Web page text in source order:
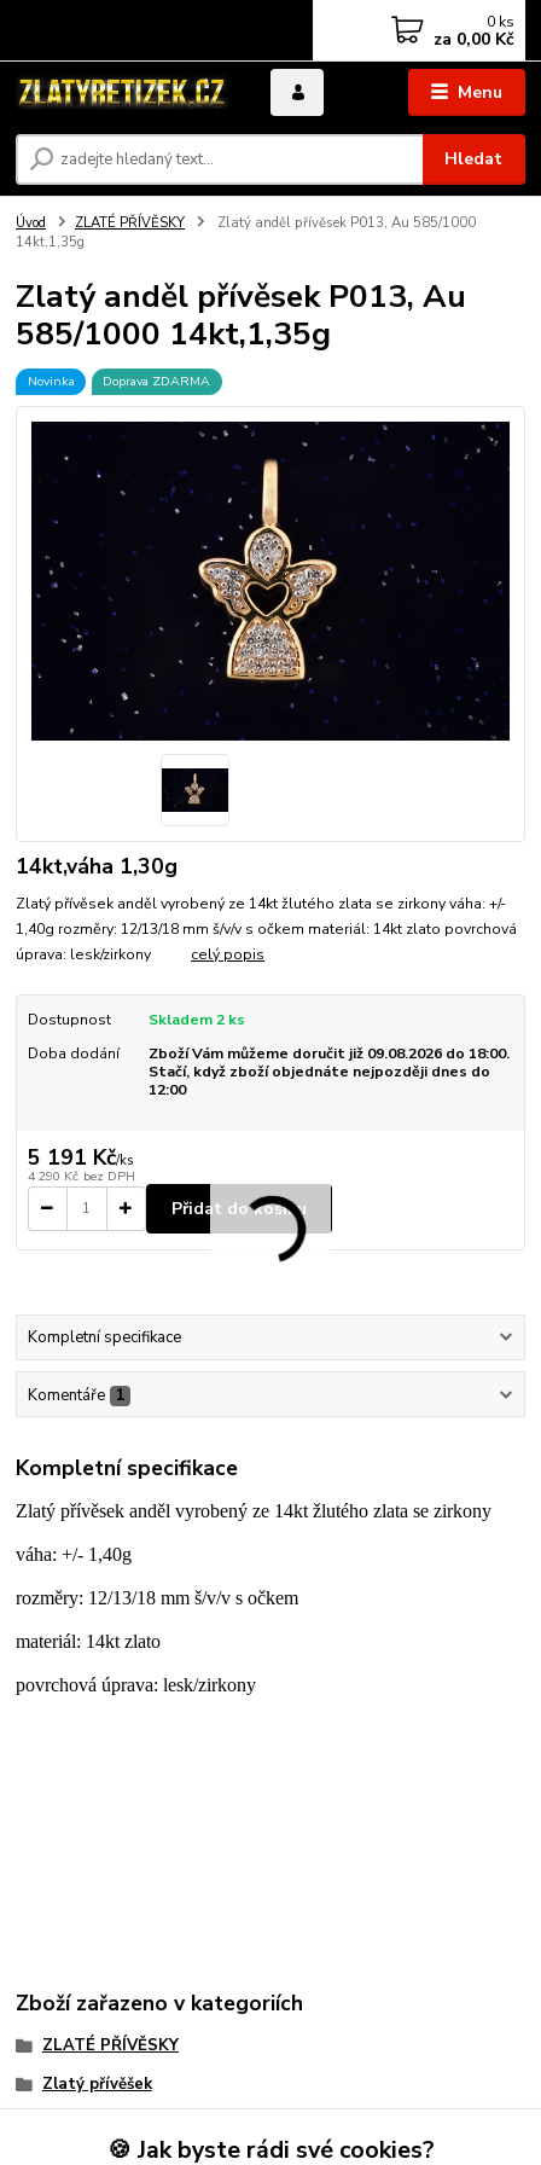
Menu
Hledat
0 ks
za 0,00 Kč
Úvod ZLATÉ PŘÍVĚSKY
Zlatý anděl přívěsek P013, Au 585/1000
14kt,1,35g
Zlatý anděl přívěsek P013, Au
585/1000 14kt,1,35g
Novinka Doprava ZDARMA
14kt,váha 1,30g
Zlatý přívěsek anděl vyrobený ze 14kt žlutého zlata se zirkony váha: +/-
1,40g rozměry: 12/13/18 mm š/v/v s očkem materiál: 14kt zlato povrchová
úprava: lesk/zirkony celý popis
Dostupnost
Skladem 2 ks
Doba dodání
Zboží Vám můžeme doručit již 09.08.2026 do 18:00.
Stačí, když zboží objednáte nejpozději dnes do
12:00
5 191 Kč/ks
4 290 Kč bez DPH
Přidat do košíku
Kompletní specifikace
Komentáře 1
Kompletní specifikace
Zlatý přívěsek anděl vyrobený ze 14kt žlutého zlata se zirkony
váha: +/- 1,40g
rozměry: 12/13/18 mm š/v/v s očkem
materiál: 14kt zlato
povrchová úprava: lesk/zirkony
Zboží zařazeno v kategoriích
ZLATÉ PŘÍVĚSKY
Zlatý přívěšek
Velikonoce🍪 Jak byste rádi své cookies?